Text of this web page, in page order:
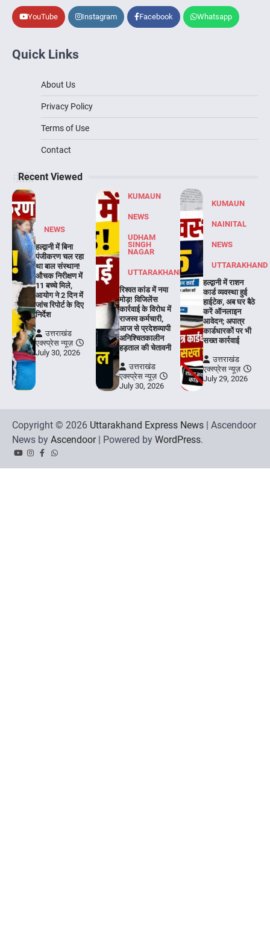
YouTube Instagram Facebook Whatsapp
Quick Links
About Us
Privacy Policy
Terms of Use
Contact
Recent Viewed
NEWS
हल्द्वानी में बिना
पंजीकरण चल रहा
था बाल संस्थान!
औचक निरीक्षण में
11 बच्चे मिले,
आयोग ने 2 दिन में
जांच रिपोर्ट के दिए
निर्देश
उत्तराखंड
एक्स्प्रेस न्यूज़
July 30, 2026
KUMAUN
NEWS
UDHAM
SINGH
NAGAR
UTTARAKHAND
रिश्वत कांड में नया
मोड़! विजिलेंस
कार्रवाई के विरोध में
राजस्व कर्मचारी,
आज से प्रदेशव्यापी
अनिश्चितकालीन
हड़ताल की चेतावनी
उत्तराखंड
एक्स्प्रेस न्यूज़
July 30, 2026
KUMAUN
NAINITAL
NEWS
UTTARAKHAND
हल्द्वानी में राशन
कार्ड व्यवस्था हुई
हाईटेक, अब घर बैठे
करें ऑनलाइन
आवेदन; अपात्र
कार्डधारकों पर भी
सख्त कार्रवाई
उत्तराखंड
एक्स्प्रेस न्यूज़
July 29, 2026
Copyright © 2026 Uttarakhand Express News | Ascendoor
News by Ascendoor| Powered by WordPress.
YouTubeInstagram
Facebook
Whatsapp